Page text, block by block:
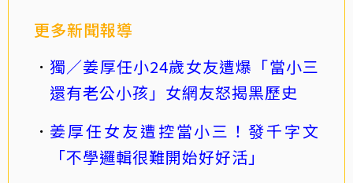
更多新聞報導
獨／姜厚任小24歲女友遭爆「當小三
還有老公小孩」女網友怒揭黑歷史
姜厚任女友遭控當小三！發千字文
「不學邏輯很難開始好好活」